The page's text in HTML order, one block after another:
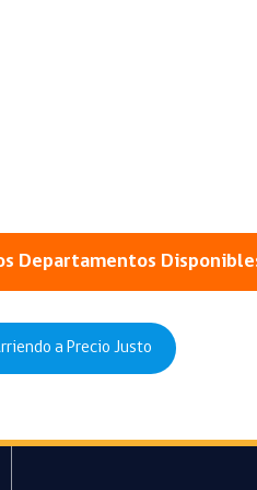
Departamentos
a Precio Justo